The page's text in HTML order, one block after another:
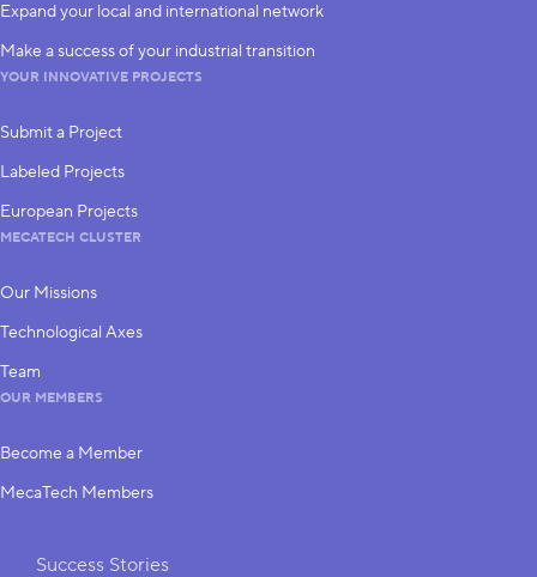
Expand your local and international network
Make a success of your industrial transition
YOUR INNOVATIVE PROJECTS
Submit a Project
Labeled Projects
European Projects
MECATECH CLUSTER
Our Missions
Technological Axes
Team
OUR MEMBERS
Become a Member
MecaTech Members
Shortcuts
Success Stories